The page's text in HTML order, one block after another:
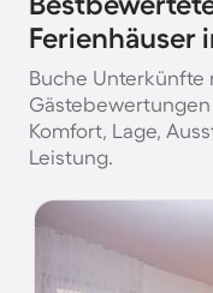
Ferienhäuser
Buche Unterkünfte
Komfort, Lage,
Leistung.